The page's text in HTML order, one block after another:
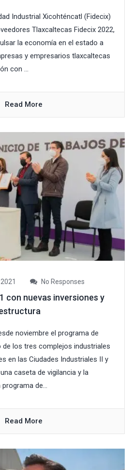
Industrial Xicohténcatl (Fidecix)
Tlaxcaltecas Fidecix 2022,
la economía en el estado a
y empresarios tlaxcaltecas
con ...
Read More
No Responses
con nuevas inversiones y
noviembre el programa de
los tres complejos industriales
en las Ciudades Industriales II y
caseta de vigilancia y la
de...
Read More